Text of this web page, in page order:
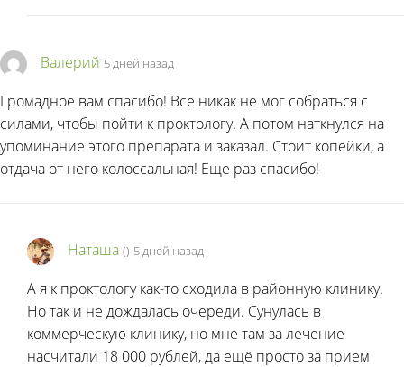
Валерий 5 дней назад
Громадное вам спасибо! Все никак не мог собраться с
силами, чтобы пойти к проктологу. А потом наткнулся на
упоминание этого препарата и заказал. Стоит копейки, а
отдача от него колоссальная! Еще раз спасибо!
Наташа () 5 дней назад
А я к проктологу как-то сходила в районную клинику.
Но так и не дождалась очереди. Сунулась в
коммерческую клинику, но мне там за лечение
насчитали 18 000 рублей, да ещё просто за прием